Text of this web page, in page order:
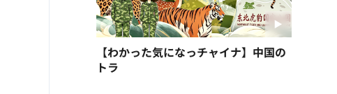
【わかった気になっチャイナ】中国の
トラ